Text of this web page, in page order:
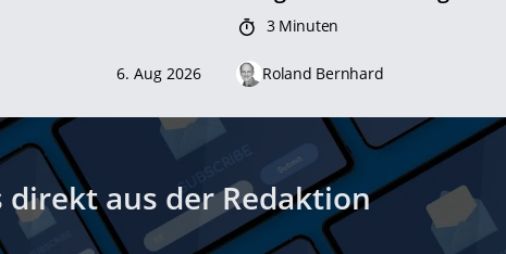
6. Aug 2026
3 Minuten
Roland Bernhard
direkt aus der Redaktion